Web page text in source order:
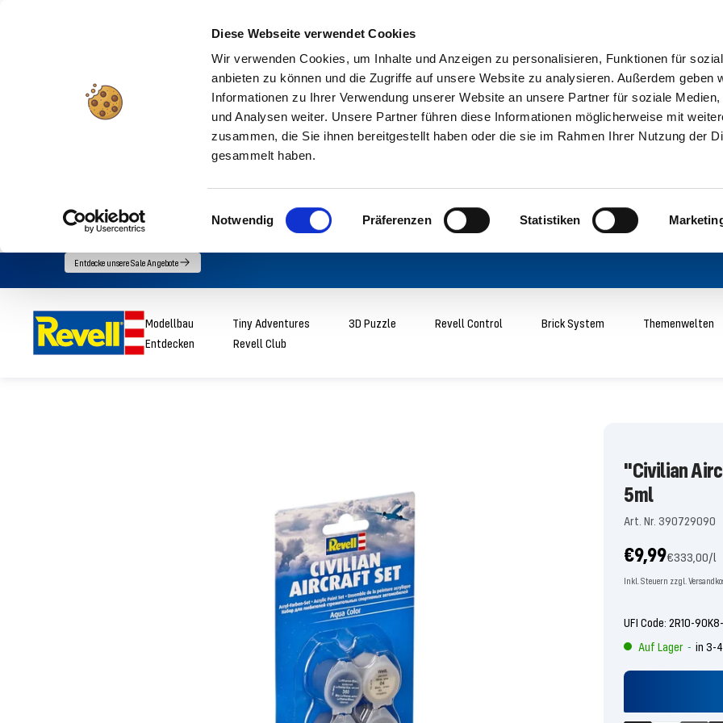
Diese Webseite verwendet Cookies
Wir verwenden Cookies, um Inhalte und Anzeigen zu personalisieren, Funktionen für
anbieten zu können und die Zugriffe auf unsere Website zu analysieren. Außerdem geben
Informationen zu Ihrer Verwendung unserer Website an unsere Partner für soziale Medien,
und Analysen weiter. Unsere Partner führen diese Informationen möglicherweise mit
zusammen, die Sie ihnen bereitgestellt haben oder die sie im Rahmen Ihrer Nutzung der
gesammelt haben.
Einwilligungsauswahl
Notwendig Präferenzen Statistiken
zum
Entdecke unsere Sale Angebote
Modellbau Tiny Adventures 3D Puzzle Revell Control Brick System
Themenwelten
Entdecken
Revell Club
Revell
"Civilian
5ml
Art. Nr. 390729090
Angebotspreis
€9,99€333,00/l
Inkl. Steuern zzgl.
UFI Code: 2R10-
Auf Lager - in 3-